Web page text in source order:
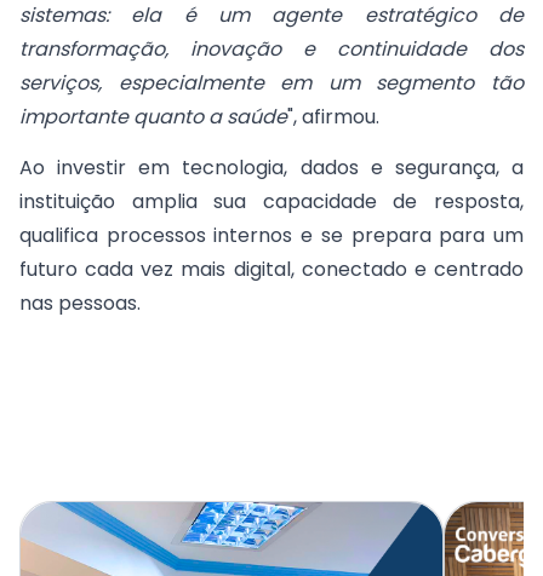
sistemas: ela é um agente estratégico de
transformação, inovação e continuidade dos
serviços, especialmente em um segmento tão
importante quanto a saúde", afirmou.
Ao investir em tecnologia, dados e segurança, a
instituição amplia sua capacidade de resposta,
qualifica processos internos e se prepara para um
futuro cada vez mais digital, conectado e centrado
nas pessoas.